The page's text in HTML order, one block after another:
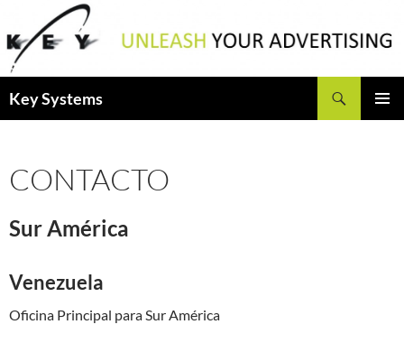
al
contenido
Key Systems
CONTACTO
Sur América
Venezuela
Oficina Principal para Sur América